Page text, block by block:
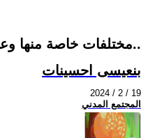
مختلفات خاصة منها وعامة 36..
بنعيسى احسينات
2024 / 2 / 19
المجتمع المدني